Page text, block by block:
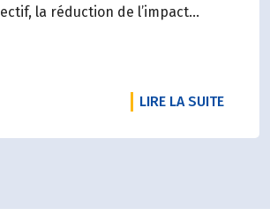
SOLIDAIRE 2024 : MERCI POUR VOS DONS
la réduction de l’impact
un calendrier de saisonnalité
de Novembre 2024 !
LIRE LA SUITEDE